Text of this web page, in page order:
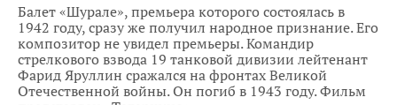
Балет «Шурале», премьера которого состоялась в
1942 году, сразу же получил народное признание. Его
композитор не увидел премьеры. Командир
стрелкового взвода 19 танковой дивизии лейтенант
Фарид Яруллин сражался на фронтах Великой
Отечественной войны. Он погиб в 1943 году. Фильм